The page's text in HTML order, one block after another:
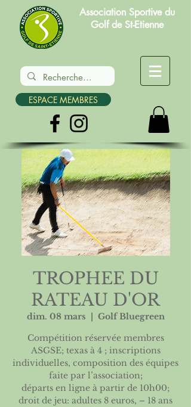
Association Sportive du
Golf de St-Etienne
ESPACE MEMBRES
TROPHEE DU
RATEAU D'OR
dim. 08 mars
Golf Bluegreen
Compétition réservée membres
ASGSE; texas à 4 ; inscriptions
individuelles, composition des équipes
faite par l’association;
départs en ligne à partir de 10h00;
droit de jeu: adultes 8 euros, – 18 ans